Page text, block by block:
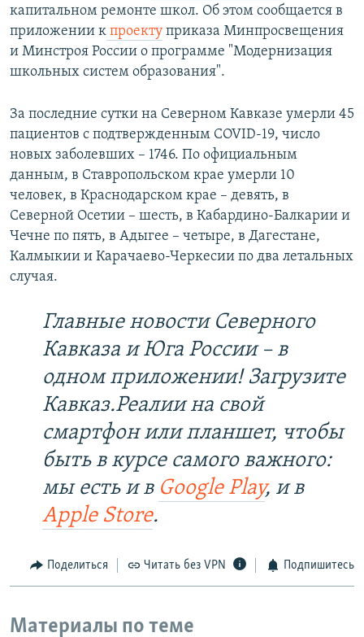
капитальном ремонте школ. Об этом сообщается в
приложении к проекту приказа Минпросвещения
и Минстроя России о программе "Модернизация
школьных систем образования".
За последние сутки на Северном Кавказе умерли 45
пациентов с подтвержденным COVID-19, число
новых заболевших – 1746. По официальным
данным, в Ставропольском крае умерли 10
человек, в Краснодарском крае – девять, в
Северной Осетии – шесть, в Кабардино-Балкарии и
Чечне по пять, в Адыгее – четыре, в Дагестане,
Калмыкии и Карачаево-Черкесии по два летальных
случая.
Главные новости Северного
Кавказа и Юга России – в
одном приложении! Загрузите
Кавказ.Реалии на свой
смартфон или планшет, чтобы
быть в курсе самого важного:
мы есть и в Google Play, и в
Apple Store.
Поделиться Читать без VPN Подпишитесь
Материалы по теме